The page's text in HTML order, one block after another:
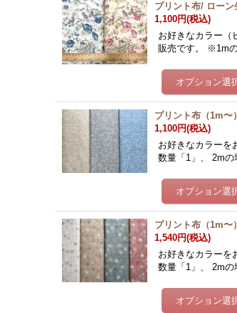
プリント布/ ローン
1,100円(税込)
お好きなカラー（
販売です。 ※1m
プリント布（1m〜）
1,100円(税込)
お好きなカラーを
数量「1」、 2m
プリント布（1m〜）
1,540円(税込)
お好きなカラーを
数量「1」、 2m